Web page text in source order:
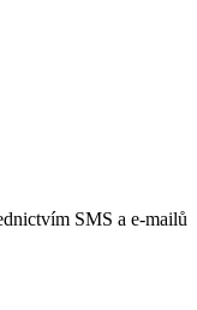
SMS a e-mailů